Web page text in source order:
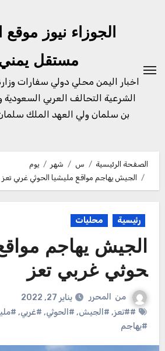
الجوزاء نيوز موقع
مستقل
اخبار اليمن محلي دولي سفارات
الشرعية التحالف العربي
بن سلمان ولي العهد الملك سلمان
الصفحة الرئيسية س شهر
يوم
الجيش يهاجم مواقع مليشيا الحوثي غربي تعز
رئيسية محليات
الجيش يهاجم
حوثي غربي تعز
من المحرر
يناير 27, 2022
##تعز, #الجيش, #الحوثي, #غربي,
#يهاجم